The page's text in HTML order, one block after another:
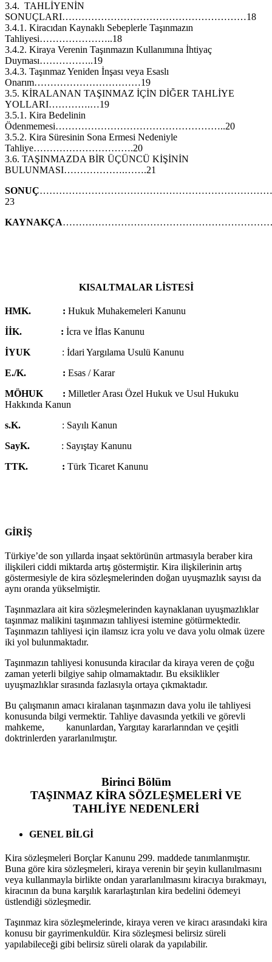
3.4. TAHLİYENİN
SONUÇLARI…………………………………………………18
3.4.1. Kiracıdan Kaynaklı Sebeplerle Taşınmazın
Tahliyesi…………………..18
3.4.2. Kiraya Verenin Taşınmazın Kullanımına İhtiyaç
Duyması……………..19
3.4.3. Taşınmaz Yeniden İnşası veya Esaslı
Onarım……………………………19
3.5. KİRALANAN TAŞINMAZ İÇİN DİĞER TAHLİYE
YOLLARI………….…19
3.5.1. Kira Bedelinin
Ödenmemesi……………………………………………..20
3.5.2. Kira Süresinin Sona Ermesi Nedeniyle
Tahliye………………………….20
3.6. TAŞINMAZDA BİR ÜÇÜNCÜ KİŞİNİN
BULUNMASI……………….…….21
SONUÇ
23
KAYNAKÇA
KISALTMALAR LİSTESİ
HMK. : Hukuk Muhakemeleri Kanunu
İİK. : İcra ve İflas Kanunu
İYUK
: İdari Yargılama Usulü Kanunu
E./K.
: Esas / Karar
MÖHUK : Milletler Arası Özel Hukuk ve Usul Hukuku
Hakkında Kanun
s.K. : Sayılı Kanun
SayK.
: Sayıştay Kanunu
TTK.
: Türk Ticaret Kanunu
GİRİŞ
Türkiye’de son yıllarda inşaat sektörünün artmasıyla beraber kira
ilişkileri ciddi miktarda artış göstermiştir. Kira ilişkilerinin artış
göstermesiyle de kira sözleşmelerinden doğan uyuşmazlık sayısı da
aynı oranda yükselmiştir.
Taşınmazlara ait kira sözleşmelerinden kaynaklanan uyuşmazlıklar
taşınmaz malikini taşınmazın tahliyesi istemine götürmektedir.
Taşınmazın tahliyesi için ilamsız icra yolu ve dava yolu olmak üzere
iki yol bulunmaktadır.
Taşınmazın tahliyesi konusunda kiracılar da kiraya veren de çoğu
zaman yeterli bilgiye sahip olmamaktadır. Bu eksiklikler
uyuşmazlıklar sırasında fazlasıyla ortaya çıkmaktadır.
Bu çalışmanın amacı kiralanan taşınmazın dava yolu ile tahliyesi
konusunda bilgi vermektir. Tahliye davasında yetkili ve görevli
mahkeme, kanunlardan, Yargıtay kararlarından ve çeşitli
doktrinlerden yararlanılmıştır.
Birinci Bölüm
TAŞINMAZ KİRA SÖZLEŞMELERİ VE
TAHLİYE NEDENLERİ
GENEL BİLGİ
Kira sözleşmeleri Borçlar Kanunu 299. maddede tanımlanmıştır.
Buna göre kira sözleşmeleri, kiraya verenin bir şeyin kullanılmasını
veya kullanmayla birlikte ondan yararlanılmasını kiracıya bırakmayı,
kiracının da buna karşılık kararlaştırılan kira bedelini ödemeyi
üstlendiği sözleşmedir.
Taşınmaz kira sözleşmelerinde, kiraya veren ve kiracı arasındaki kira
konusu bir gayrimenkuldür. Kira sözleşmesi belirsiz süreli
yapılabileceği gibi belirsiz süreli olarak da yapılabilir.